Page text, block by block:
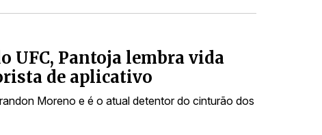
UFC, Pantoja lembra vida
de aplicativo
Moreno e é o atual detentor do cinturão dos